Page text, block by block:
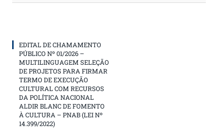
EDITAL DE CHAMAMENTO
PÚBLICO Nº 01/2026 –
MULTILINGUAGEM SELEÇÃO
DE PROJETOS PARA FIRMAR
TERMO DE EXECUÇÃO
CULTURAL COM RECURSOS
DA POLÍTICA NACIONAL
ALDIR BLANC DE FOMENTO
À CULTURA – PNAB (LEI Nº
14.399/2022)